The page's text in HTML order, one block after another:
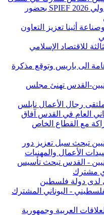
سانت بطرسبرغ الاقتصادي الدولي SPIEF 2026 بحضور
أثينا تعزيز التعاون
للاقتصاد الإسلامي
الى باريس وتوقع مذكرة
القدس تهنئ مجلس
رجال الأعمال نابلس
العام في القدس آفاق
مع القطاع الخاص
تبحث سبل تعزيز دور
الأعمال والمهنيات
- القدس تبحث تأسيس
مشترك
لدى دولة فلسطين
- اليوناني المشترك
العربية وجمهورية